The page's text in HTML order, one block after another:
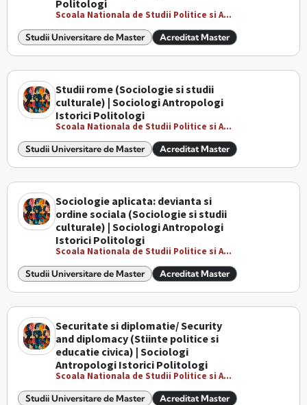
Politologi
Scoala Nationala de Studii Politice si A...
Studii Universitare de Master Acreditat Master
Studii rome (Sociologie si studii
culturale) | Sociologi Antropologi
Istorici Politologi
Scoala Nationala de Studii Politice si A...
Studii Universitare de Master Acreditat Master
Sociologie aplicata: devianta si
ordine sociala (Sociologie si studii
culturale) | Sociologi Antropologi
Istorici Politologi
Scoala Nationala de Studii Politice si A...
Studii Universitare de Master Acreditat Master
Securitate si diplomatie/ Security
and diplomacy (Stiinte politice si
educatie civica) | Sociologi
Antropologi Istorici Politologi
Scoala Nationala de Studii Politice si A...
Studii Universitare de Master Acreditat Master